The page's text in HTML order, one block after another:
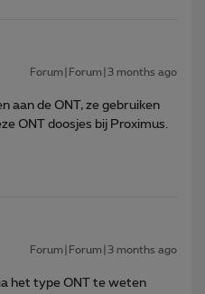
Forum|Forum|3 months ago
aan de ONT, ze gebruiken
ONT doosjes bij Proximus.
Forum|Forum|3 months ago
het type ONT te weten